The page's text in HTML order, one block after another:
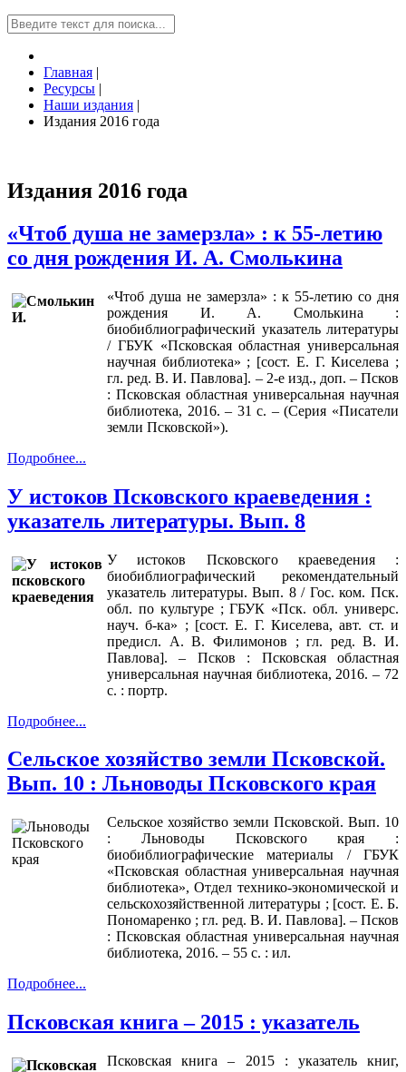
Главная |
Ресурсы |
Наши издания |
Издания 2016 года
Издания 2016 года
«Чтоб душа не замерзла» : к 55-летию
со дня рождения И. А. Смолькина
«Чтоб душа не замерзла» : к 55-летию со дня
рождения И. А. Смолькина :
биобиблиографический указатель литературы
/ ГБУК «Псковская областная универсальная
научная библиотека» ; [сост. Е. Г. Киселева ;
гл. ред. В. И. Павлова]. – 2-е изд., доп. – Псков
: Псковская областная универсальная научная
библиотека, 2016. – 31 с. – (Серия «Писатели
земли Псковской»).
Подробнее...
У истоков Псковского краеведения :
указатель литературы. Вып. 8
У истоков Псковского краеведения :
биобиблиографический рекомендательный
указатель литературы. Вып. 8 / Гос. ком. Пск.
обл. по культуре ; ГБУК «Пск. обл. универс.
науч. б-ка» ; [сост. Е. Г. Киселева, авт. ст. и
предисл. А. В. Филимонов ; гл. ред. В. И.
Павлова]. – Псков : Псковская областная
универсальная научная библиотека, 2016. – 72
с. : портр.
Подробнее...
Сельское хозяйство земли Псковской.
Вып. 10 : Льноводы Псковского края
Сельское хозяйство земли Псковской. Вып. 10
: Льноводы Псковского края :
биобиблиографические материалы / ГБУК
«Псковская областная универсальная научная
библиотека», Отдел технико-экономической и
сельскохозяйственной литературы ; [сост. Е. Б.
Пономаренко ; гл. ред. В. И. Павлова]. – Псков
: Псковская областная универсальная научная
библиотека, 2016. – 55 с. : ил.
Подробнее...
Псковская книга – 2015 : указатель
Псковская книга – 2015 : указатель книг,